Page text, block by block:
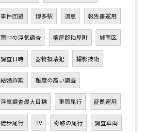
事件回避 博多駅 須恵 報告書運用
雨中の浮気調査 糟屋郡粕屋町 城南区
調査日時 器物損壊犯 撮影技術
結婚詐欺 難度の高い調査
浮気調査最大目標 車両尾行 証拠運用
徒歩尾行 TV 奇跡の尾行 調査車両